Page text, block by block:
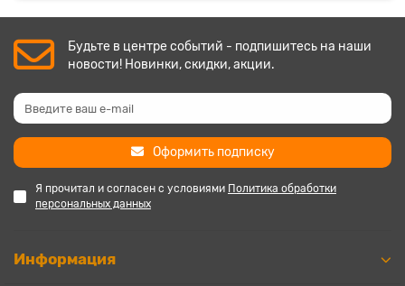
Будьте в центре событий - подпишитесь на наши
новости! Новинки, скидки, акции.
Оформить подписку
Я прочитал и согласен с условиями Политика обработки
персональных данных
Информация